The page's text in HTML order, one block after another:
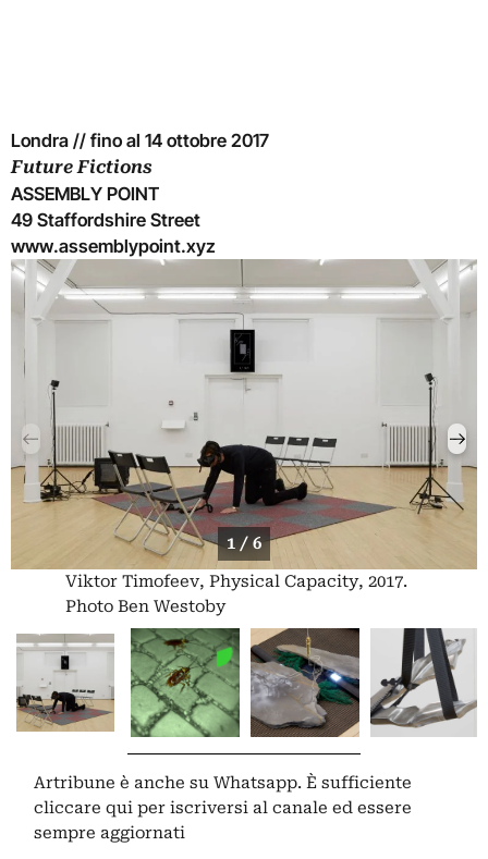
Londra // fino al 14 ottobre 2017
Future Fictions
ASSEMBLY POINT
49 Staffordshire Street
www.assemblypoint.xyz
1 / 6
Viktor Timofeev, Physical Capacity, 2017.
Photo Ben Westoby
Artribune è anche su Whatsapp. È sufficiente
cliccare qui per iscriversi al canale ed essere
sempre aggiornati